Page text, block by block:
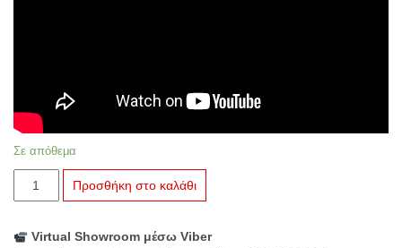
Σε απόθεμα
1059
&
Προσθήκη στο καλάθι
Virtual Showroom μέσω Viber